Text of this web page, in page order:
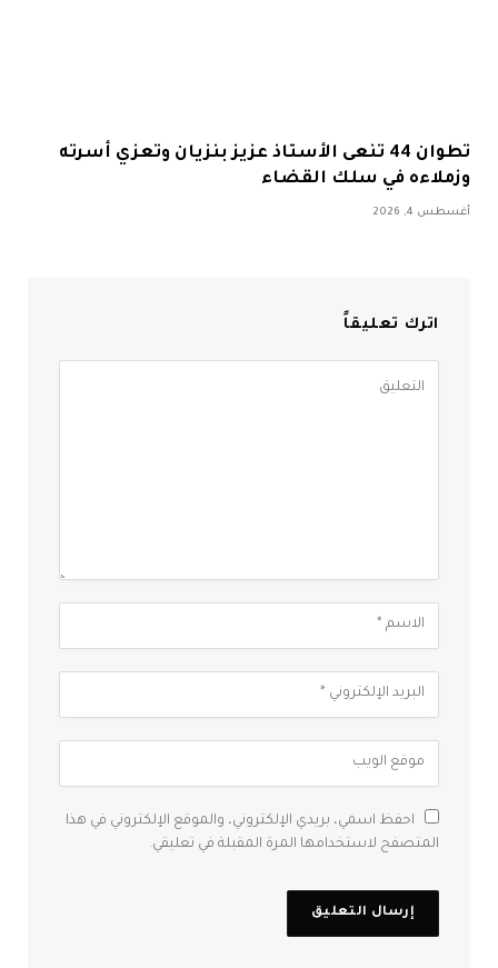
تطوان 44 تنعى الأستاذ عزيز بنزيان وتعزي أسرته
وزملاءه في سلك القضاء
أغسطس 4, 2026
اترك تعليقاً
احفظ اسمي، بريدي الإلكتروني، والموقع الإلكتروني في هذا
المتصفح لاستخدامها المرة المقبلة في تعليقي.